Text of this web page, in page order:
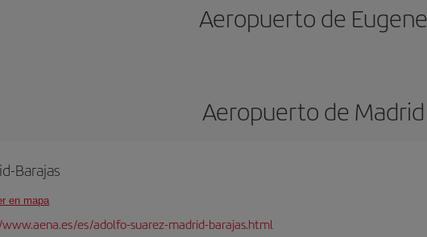
Aeropuerto de Eugene
Aeropuerto de Madrid
Barajas
en mapa
es/adolfo-suarez-madrid-barajas.html